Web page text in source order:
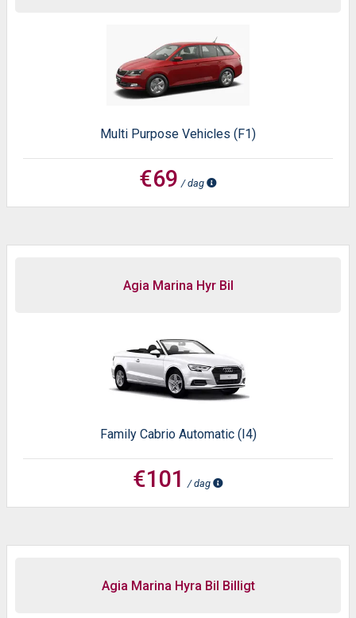
Multi Purpose Vehicles (F1)
€69 / dag
Agia Marina Hyr Bil
Family Cabrio Automatic (I4)
€101 / dag
Agia Marina Hyra Bil Billigt